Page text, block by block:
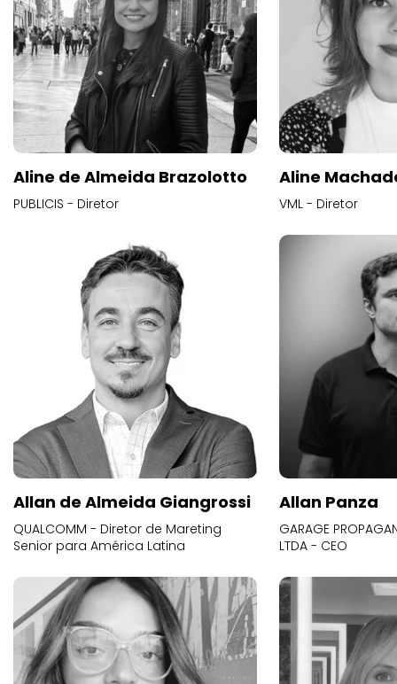
Aline de Almeida Brazolotto
PUBLICIS - Diretor
Aline
VML - Diretor
Allan de Almeida Giangrossi
QUALCOMM - Diretor de Mareting
Senior para América Latina
Allan Panza
GARAGE
LTDA - CEO